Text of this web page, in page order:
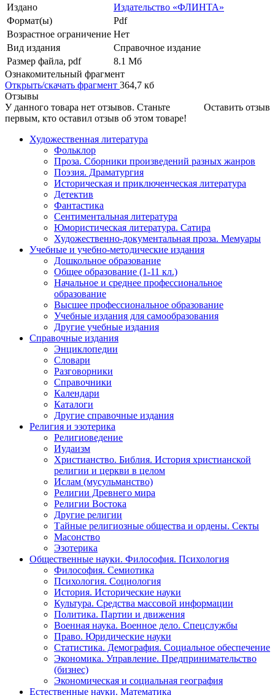
Издано
Издательство «ФЛИНТА»
Формат(ы)
Pdf
Возрастное ограничение Нет
Вид издания
Справочное издание
Размер файла, pdf
8.1 Mб
Ознакомительный фрагмент
Открыть/скачать фрагмент 364,7 кб
Отзывы
Оставить отзыв
У данного товара нет отзывов. Станьте
первым, кто оставил отзыв об этом товаре!
Художественная литература
Фольклор
Проза. Сборники произведений разных жанров
Поэзия. Драматургия
Историческая и приключенческая литература
Детектив
Фантастика
Сентиментальная литература
Юмористическая литература. Сатира
Художественно-документальная проза. Мемуары
Учебные и учебно-методические издания
Дошкольное образование
Общее образование (1-11 кл.)
Начальное и среднее профессиональное
образование
Высшее профессиональное образование
Учебные издания для самообразования
Другие учебные издания
Справочные издания
Энциклопедии
Словари
Разговорники
Справочники
Календари
Каталоги
Другие справочные издания
Религия и эзотерика
Религиоведение
Иудаизм
Христианство. Библия. История христианской
религии и церкви в целом
Ислам (мусульманство)
Религии Древнего мира
Религии Востока
Другие религии
Тайные религиозные общества и ордены. Секты
Масонство
Эзотерика
Общественные науки. Философия. Психология
Философия. Семиотика
Психология. Социология
История. Исторические науки
Культура. Средства массовой информации
Политика. Партии и движения
Военная наука. Военное дело. Спецслужбы
Право. Юридические науки
Статистика. Демография. Социальное обеспечение
Экономика. Управление. Предпринимательство
(бизнес)
Экономическая и социальная география
Естественные науки. Математика